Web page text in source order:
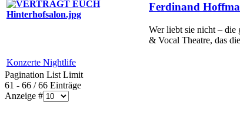
Ferdinand
Wer liebt sie nicht –
& Vocal Theatre, das
Konzerte Nightlife
Pagination List Limit
61 - 66 / 66 Einträge
Anzeige #